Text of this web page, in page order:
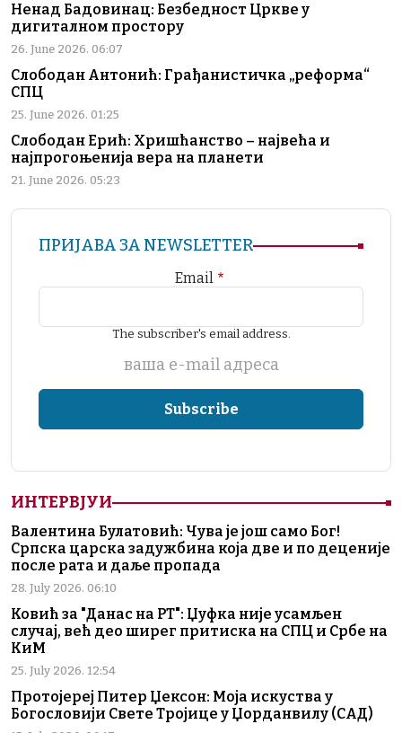
Ненад Бадовинац: Безбедност Цркве у
дигиталном простору
26. June 2026. 06:07
Слободан Антонић: Грађанистичка „реформа“
СПЦ
25. June 2026. 01:25
Слободан Ерић: Хришћанство – највећа и
најпрогоњенија вера на планети
21. June 2026. 05:23
ПРИЈАВА ЗА NEWSLETTER
Email
The subscriber's email address.
ваша е-mail адреса
ИНТЕРВЈУИ
Валентина Булатовић: Чува је још само Бог!
Српска царска задужбина која две и по деценије
после рата и даље пропада
28. July 2026. 06:10
Ковић за "Данас на РТ": Џуфка није усамљен
случај, већ део ширег притиска на СПЦ и Србе на
КиМ
25. July 2026. 12:54
Протојереј Питер Џексон: Моја искуства у
Богословији Свете Тројице у Џорданвилу (САД)